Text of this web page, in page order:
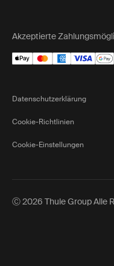
Akzeptierte
Datenschutzerklärung
Cookie-Richtlinien
Cookie-Einstellungen
Ⓒ 2026 Thule Group Alle